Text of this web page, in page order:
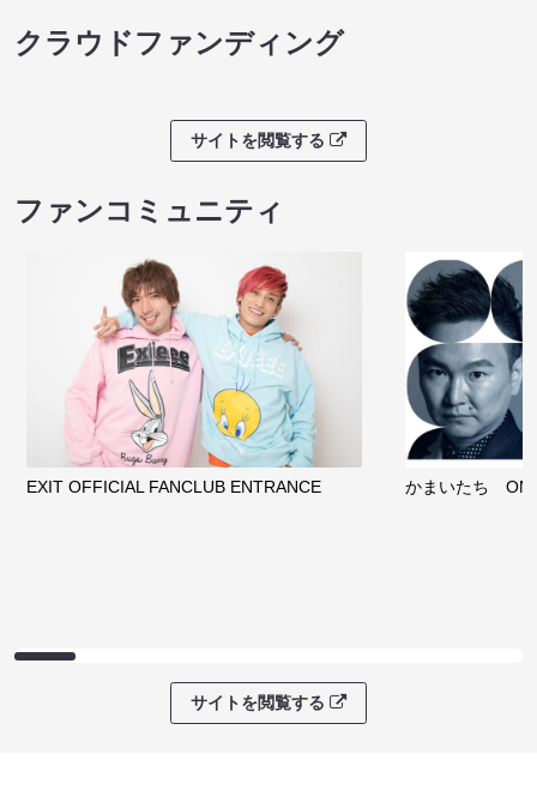
クラウドファンディング
サイトを閲覧する
ファンコミュニティ
EXIT OFFICIAL FANCLUB ENTRANCE かまいたち
サイトを閲覧する